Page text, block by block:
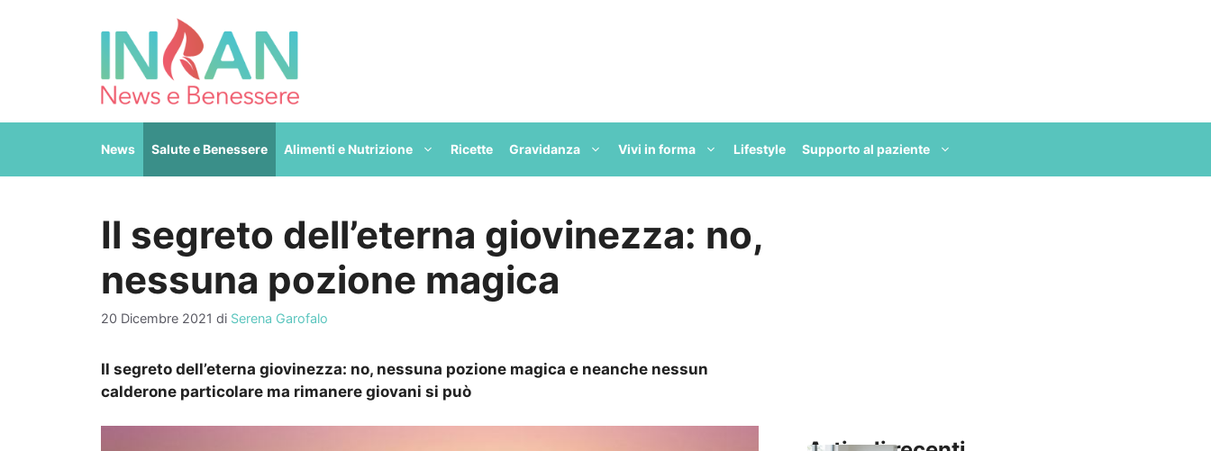
News Salute e Benessere Alimenti e Nutrizione Ricette Gravidanza Vivi in forma Lifestyle Supporto al paziente
Il segreto dell’eterna giovinezza: no,
nessuna pozione magica
20 Dicembre 2021 di Serena Garofalo
Il segreto dell’eterna giovinezza: no, nessuna pozione magica e neanche nessun
calderone particolare ma rimanere giovani si può